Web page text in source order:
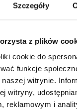
Szczegóły
z plików
cookie do
funkcje
witrynie.
witryny,
reklamowym i